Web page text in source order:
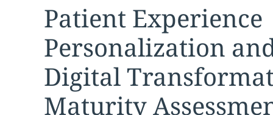
Expand service
Patient Experience
Personalization
Digital
Maturity